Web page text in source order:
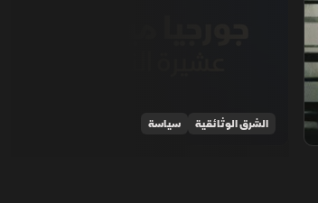
الشرق الوثائقية سياسة